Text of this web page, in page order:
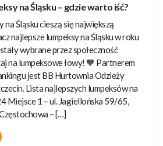
na Śląsku – gdzie warto iść?
na Śląsku cieszą się największą
najlepsze lumpeksy na Śląsku w roku
wybrane przez społeczność
na lumpeksowe łowy! 🧡 Partnerem
jest BB Hurtownia Odzieży
Lista najlepszych lumpeksów na
Miejsce 1 – ul. Jagiellońska 59/65,
– […]